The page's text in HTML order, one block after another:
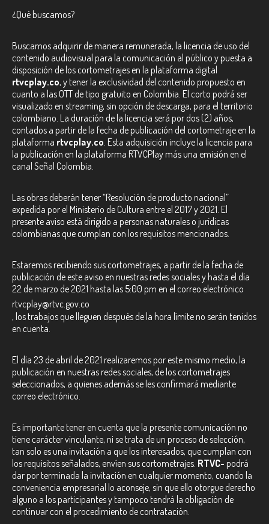
¿Qué buscamos?
Buscamos adquirir de manera remunerada, la licencia de uso del
contenido audiovisual para la comunicación al público y puesta a
disposición de los cortometrajes en la plataforma digital
rtvcplay.co, y tener la exclusividad del contenido propuesto en
cuanto a las OTT de tipo gratuito en Colombia. El corto podrá ser
visualizado en streaming, sin opción de descarga, para el territorio
colombiano. La duración de la licencia será por dos (2) años,
contados a partir de la fecha de publicación del cortometraje en la
plataforma rtvcplay.co. Esta adquisición incluye la licencia para
la publicación en la plataforma RTVCPlay más una emisión en el
canal Señal Colombia.
Las obras deberán tener “Resolución de producto nacional”
expedida por el Ministerio de Cultura entre el 2017 y 2021. El
presente aviso está dirigido a personas naturales o jurídicas
colombianas que cumplan con los requisitos mencionados.
Estaremos recibiendo sus cortometrajes, a partir de la fecha de
publicación de este aviso en nuestras redes sociales y hasta el día
22 de marzo de 2021 hasta las 5:00 pm en el correo electrónico
rtvcplay@rtvc.gov.co
, los trabajos que lleguen después de la hora límite no serán tenidos
en cuenta.
El día 23 de abril de 2021 realizaremos por este mismo medio, la
publicación en nuestras redes sociales, de los cortometrajes
seleccionados, a quienes además se les confirmará mediante
correo electrónico.
Es importante tener en cuenta que la presente comunicación no
tiene carácter vinculante, ni se trata de un proceso de selección,
tan solo es una invitación a que los interesados, que cumplan con
los requisitos señalados, envíen sus cortometrajes. RTVC- podrá
dar por terminada la invitación en cualquier momento, cuando la
conveniencia empresarial lo aconseje, sin que ello otorgue derecho
alguno a los participantes y tampoco tendrá la obligación de
continuar con el procedimiento de contratación.